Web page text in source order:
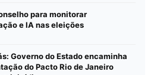
para monitorar
e IA nas eleições
Governo do Estado encaminha
do Pacto Rio de Janeiro